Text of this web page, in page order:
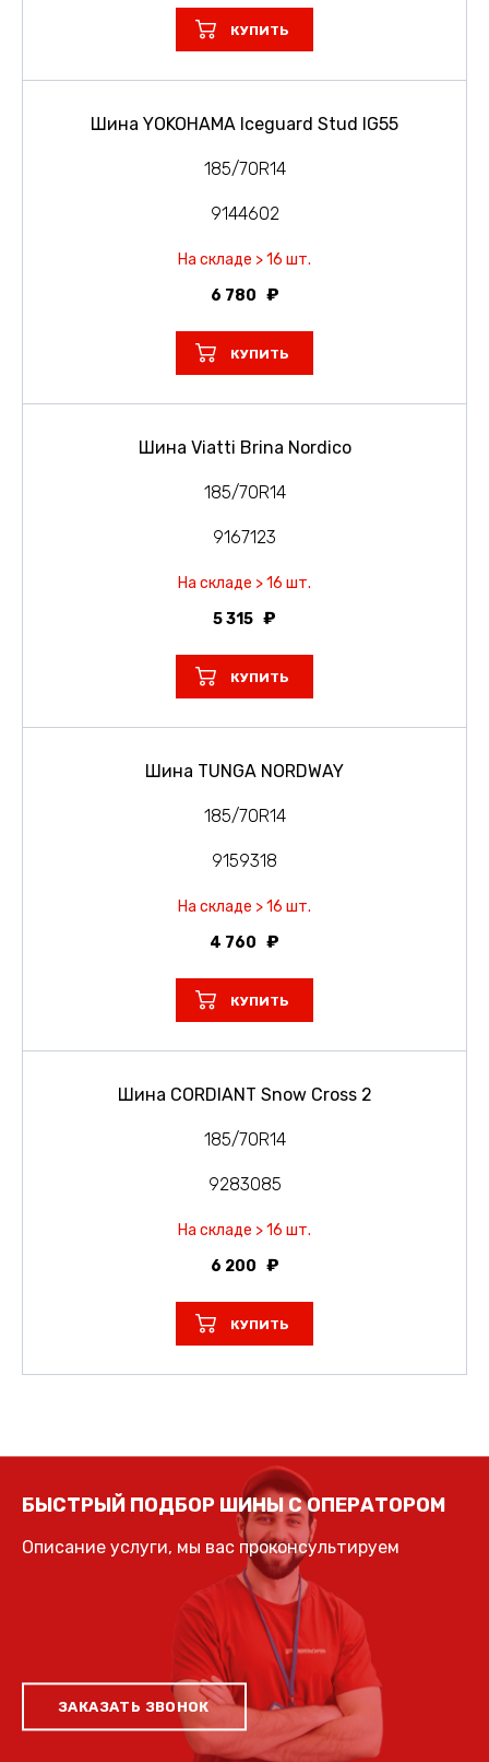
КУПИТЬ
Шина YOKOHAMA Iceguard Stud IG55
185/70R14
9144602
На складе > 16 шт.
6 780
КУПИТЬ
Шина Viatti Brina Nordico
185/70R14
9167123
На складе > 16 шт.
5 315
КУПИТЬ
Шина TUNGA NORDWAY
185/70R14
9159318
На складе > 16 шт.
4 760
КУПИТЬ
Шина CORDIANT Snow Cross 2
185/70R14
9283085
На складе > 16 шт.
6 200
КУПИТЬ
БЫСТРЫЙ ПОДБОР ШИНЫ С ОПЕРАТОРОМ
Описание услуги, мы вас проконсультируем
ЗАКАЗАТЬ ЗВОНОК